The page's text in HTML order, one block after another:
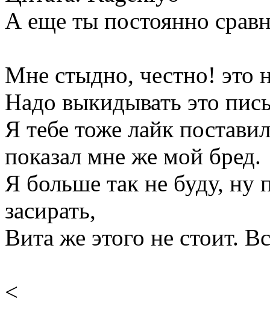
А еще ты постоянно
Мне стыдно, честно! это
Надо выкидывать это
Я тебе тоже лайк
показал мне же мой бред.
Я больше так не буду, ну
засирать,
Вита же этого не стоит.
<